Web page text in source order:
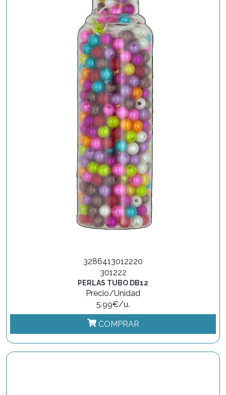
3286413012220
301222
PERLAS TUBO DB12
Precio/Unidad
5.99€/u.
COMPRAR